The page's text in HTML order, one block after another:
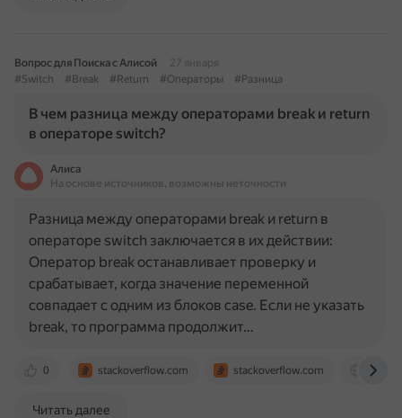
Вопрос для Поиска с Алисой
27 января
#Switch
#Break #Return #Операторы #Разница
В чем разница между операторами break и return
в операторе switch?
Алиса
На основе источников, возможны неточности
0 stackoverflow.com stackoverflow.com
Разница между операторами break и return в
операторе switch заключается в их действии:
Оператор break останавливает проверку и
срабатывает, когда значение переменной
совпадает с одним из блоков case. Если не указать
break, то программа продолжит…
Читать далее